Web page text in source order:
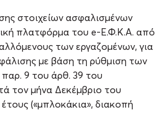
στοιχείων ασφαλισμένων
πλατφόρμα του e-Ε.Φ.Κ.Α. από
των εργαζομένων, για
με βάση τη ρύθμιση των
9 του άρθ. 39 του
τον μήνα Δεκέμβριο του
(«μπλοκάκια», διακοπή